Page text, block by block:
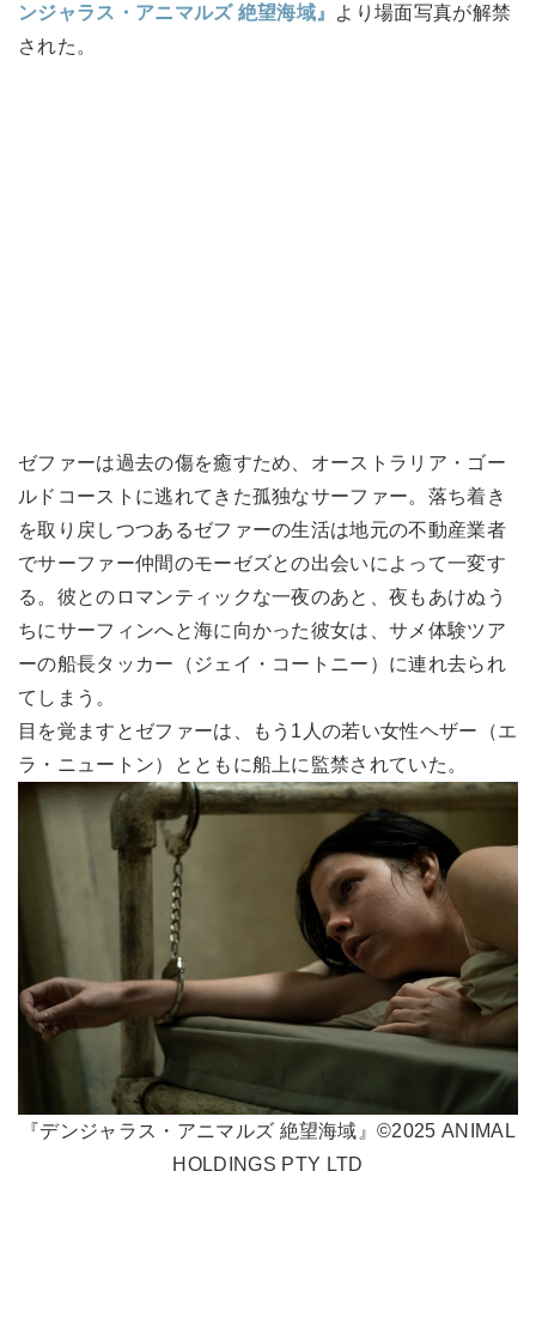
ンジャラス・アニマルズ 絶望海域』 より場面写真が解禁
された。
ゼファーは過去の傷を癒すため、オーストラリア・ゴー
ルドコーストに逃れてきた孤独なサーファー。落ち着き
を取り戻しつつあるゼファーの生活は地元の不動産業者
でサーファー仲間のモーゼズとの出会いによって一変す
る。彼とのロマンティックな一夜のあと、夜もあけぬう
ちにサーフィンへと海に向かった彼女は、サメ体験ツア
ーの船長タッカー（ジェイ・コートニー）に連れ去られ
てしまう。
目を覚ますとゼファーは、もう1人の若い女性ヘザー（エ
ラ・ニュートン）とともに船上に監禁されていた。
『デンジャラス・アニマルズ 絶望海域』©2025 ANIMAL
HOLDINGS PTY LTD